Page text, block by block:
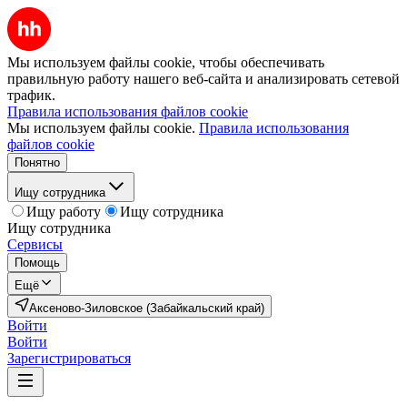
Мы используем файлы cookie, чтобы обеспечивать
правильную работу нашего веб-сайта и анализировать сетевой
трафик.
Правила использования файлов cookie
Мы используем файлы cookie. Правила использования
файлов cookie
Понятно
Ищу сотрудника
Ищу работу
Ищу сотрудника
Ищу сотрудника
Сервисы
Помощь
Ещё
Аксеново-Зиловское (Забайкальский край)
Войти
Войти
Зарегистрироваться